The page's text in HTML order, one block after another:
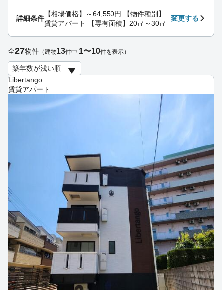
Libertango
賃貸アパート
詳細条件
【相場価格】～64,550円 【物件種別】
賃貸アパート 【専有面積】20㎡～30㎡
変更する
全27物件 （建物13件中 1〜10件を表示）